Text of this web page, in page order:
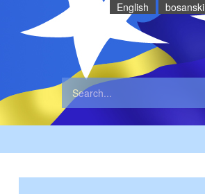
English bosanski